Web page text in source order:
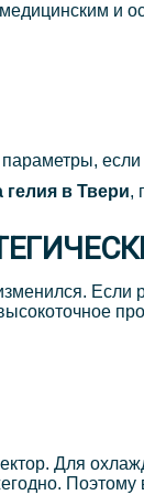
и
гелия в Твери,
Для